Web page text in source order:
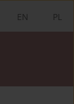
PL
EN